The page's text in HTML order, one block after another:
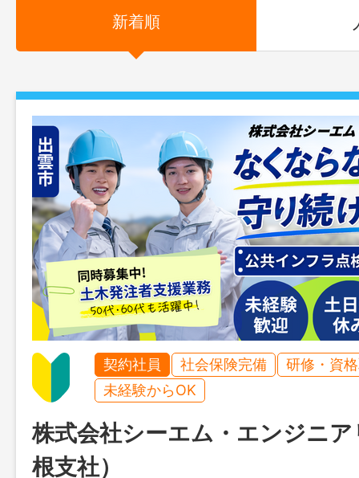
新着順
契約社員 社会保険完備
研修・資
未経験からOK
株式会社シーエム・エンジニ
根支社）